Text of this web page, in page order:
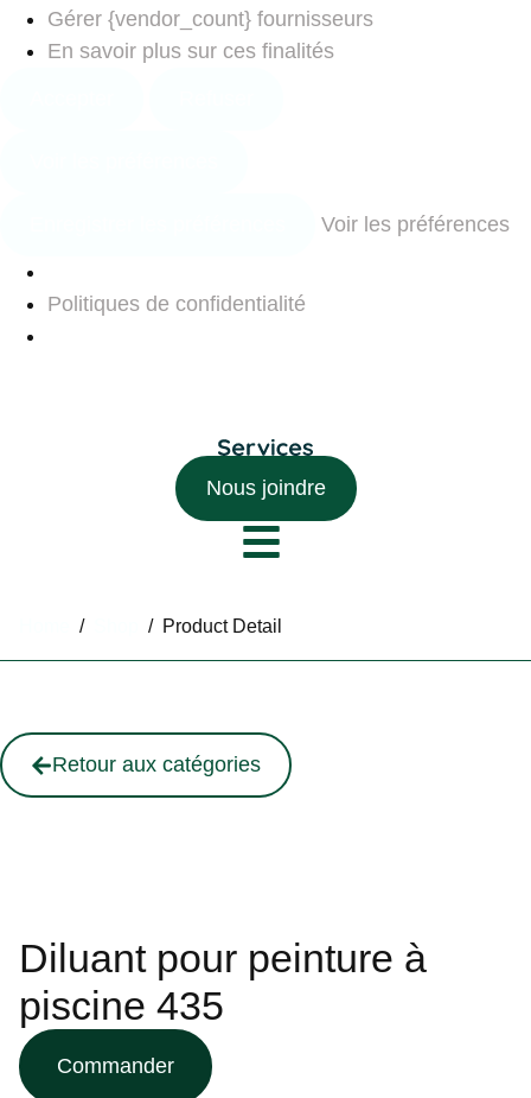
Gérer {vendor_count} fournisseurs
En savoir plus sur ces finalités
Voir les préférences
Politiques de confidentialité
Nous joindre
/ / Product Detail
Retour aux catégories
Diluant pour peinture à
piscine 435
Commander